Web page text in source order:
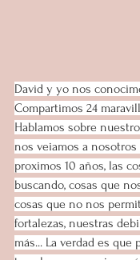
David y yo nos
Compartimos 24
Hablamos sobre
nos veiamos a
proximos 10 años, las
buscando, cosas que
cosas que no nos
fortalezas, nuestras
más... La verdad es que